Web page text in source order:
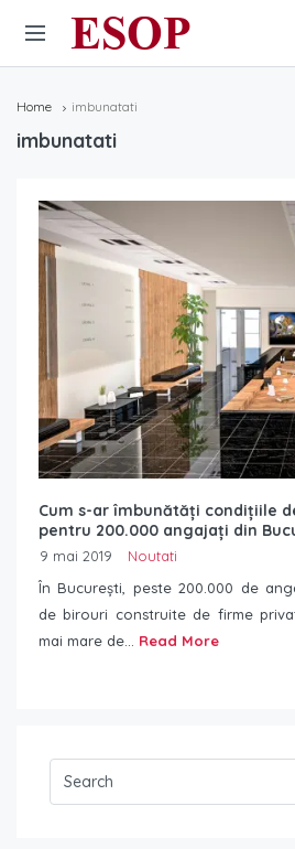
ESOP
Home imbunatati
imbunatati
Cum s-ar îmbunătăți condițiile
pentru 200.000 angajați din
9 mai 2019
Noutati
În București, peste 200.000 de
de birouri construite de firme
mai mare de... Read More